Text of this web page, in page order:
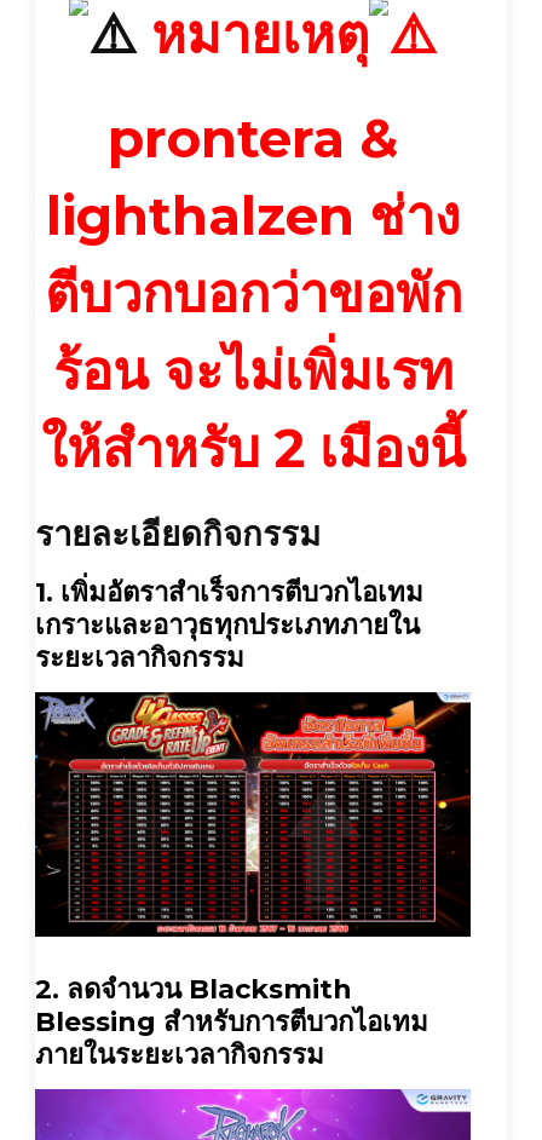
หมายเหตุ
prontera &
lighthalzen ช่าง
ตีบวกบอกว่าขอพัก
ร้อน จะไม่เพิ่มเรท
ให้สำหรับ 2 เมืองนี้
รายละเอียดกิจกรรม
1. เพิ่มอัตราสำเร็จการตีบวกไอเทม
เกราะและอาวุธทุกประเภทภายใน
ระยะเวลากิจกรรม
2. ลดจำนวน Blacksmith
Blessing สำหรับการตีบวกไอเทม
ภายในระยะเวลากิจกรรม